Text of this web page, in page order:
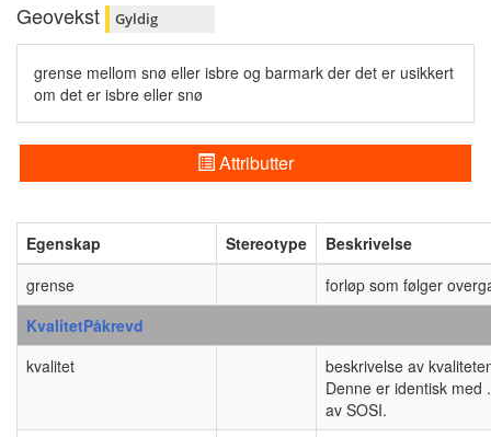
Geovekst Gyldig
grense mellom snø eller isbre og barmark der det er usikkert
om det er isbre eller snø
Attributter
Egenskap Stereotype
Beskrivelse
grense
forløp som følger
KvalitetPåkrevd
kvalitet
beskrivelse av
Denne er identisk med
av SOSI.